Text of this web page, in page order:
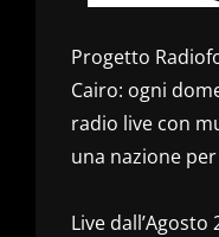
Progetto
Cairo: ogni
radio live con
una nazione
Live dall’Agosto